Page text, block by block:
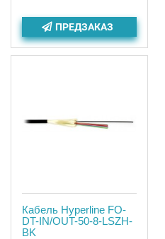
ПРЕДЗАКАЗ
Кабель Hyperline FO-
DT-IN/OUT-50-8-LSZH-
BK